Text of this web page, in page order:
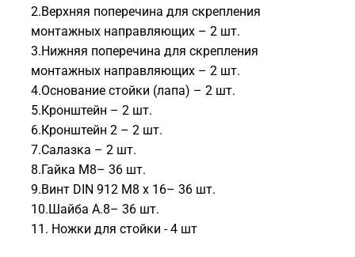
2.Верхняя поперечина для скрепления
монтажных направляющих – 2 шт.
3.Нижняя поперечина для скрепления
монтажных направляющих – 2 шт.
4.Основание стойки (лапа) – 2 шт.
5.Кронштейн – 2 шт.
6.Кронштейн 2 – 2 шт.
7.Салазка – 2 шт.
8.Гайка M8– 36 шт.
9.Винт DIN 912 M8 x 16– 36 шт.
10.Шайба A.8– 36 шт.
11. Ножки для стойки - 4 шт